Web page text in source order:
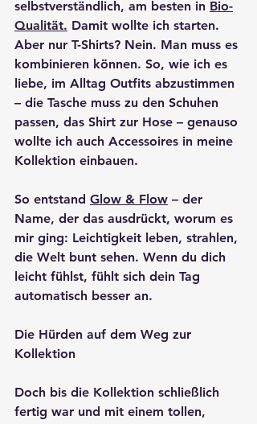
selbstverständlich, am besten in Bio-
Qualität. Damit wollte ich starten.
Aber nur T-Shirts? Nein. Man muss es
kombinieren können. So, wie ich es
liebe, im Alltag Outfits abzustimmen
– die Tasche muss zu den Schuhen
passen, das Shirt zur Hose – genauso
wollte ich auch Accessoires in meine
Kollektion einbauen.
So entstand Glow & Flow – der
Name, der das ausdrückt, worum es
mir ging: Leichtigkeit leben, strahlen,
die Welt bunt sehen. Wenn du dich
leicht fühlst, fühlt sich dein Tag
automatisch besser an.
Die Hürden auf dem Weg zur
Kollektion
Doch bis die Kollektion schließlich
fertig war und mit einem tollen,